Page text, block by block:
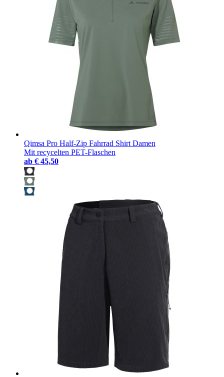
Qimsa Pro Half-Zip Fahrrad Shirt Damen
Mit recycelten PET-Flaschen
ab € 45,50